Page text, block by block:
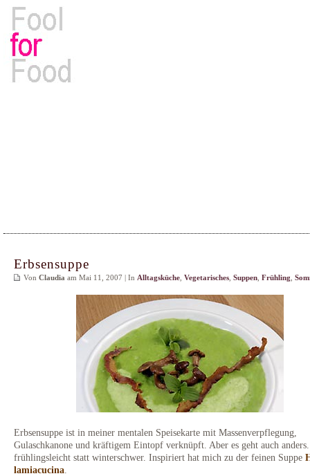
Erbsensuppe
Von Claudia am Mai 11, 2007 | In Alltagsküche Vegetarisches Suppen Frühling
Erbsensuppe ist in meiner mentalen Speisekarte mit Massenverpflegung,
Gulaschkanone und kräftigem Eintopf verknüpft. Aber es geht auch
frühlingsleicht statt winterschwer. Inspiriert hat mich zu der feinen Suppe
lamiacucina